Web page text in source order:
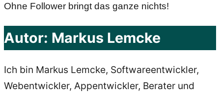
Ohne Follower bringt das ganze nichts!
Autor: Markus Lemcke
Ich bin Markus Lemcke, Softwareentwickler,
Webentwickler, Appentwickler, Berater und